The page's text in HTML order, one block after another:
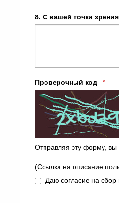
8. С вашей точки
Проверочный код *
Отправляя эту форму, вы
(Ссылка на описание
Даю согласие на сбор